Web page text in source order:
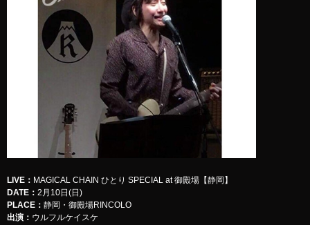
LIVE ： MAGICAL CHAIN ひとり SPECIAL at 御殿場【静岡】
DATE： 2月10日(日)
PLACE： 静岡・御殿場RINCOLO
出演： ウルフルケイスケ